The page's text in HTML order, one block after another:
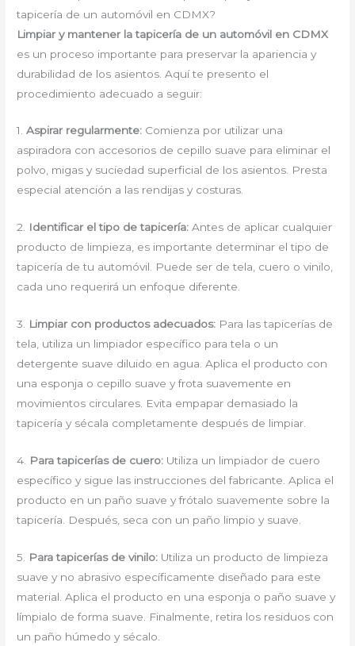
tapicería de un automóvil en CDMX?
Limpiar y mantener la tapicería de un automóvil en CDMX
es un proceso importante para preservar la apariencia y
durabilidad de los asientos. Aquí te presento el
procedimiento adecuado a seguir:
1.Aspirar regularmente: Comienza por utilizar una
aspiradora con accesorios de cepillo suave para eliminar el
polvo, migas y suciedad superficial de los asientos. Presta
especial atención a las rendijas y costuras.
2. Identificar el tipo de tapicería: Antes de aplicar cualquier
producto de limpieza, es importante determinar el tipo de
tapicería de tu automóvil. Puede ser de tela, cuero o vinilo,
cada uno requerirá un enfoque diferente.
3. Limpiar con productos adecuados: Para las tapicerías de
tela, utiliza un limpiador específico para tela o un
detergente suave diluido en agua. Aplica el producto con
una esponja o cepillo suave y frota suavemente en
movimientos circulares. Evita empapar demasiado la
tapicería y sécala completamente después de limpiar.
4. Para tapicerías de cuero: Utiliza un limpiador de cuero
específico y sigue las instrucciones del fabricante. Aplica el
producto en un paño suave y frótalo suavemente sobre la
tapicería. Después, seca con un paño limpio y suave.
5. Para tapicerías de vinilo: Utiliza un producto de limpieza
suave y no abrasivo específicamente diseñado para este
material. Aplica el producto en una esponja o paño suave y
límpialo de forma suave. Finalmente, retira los residuos con
un paño húmedo y sécalo.